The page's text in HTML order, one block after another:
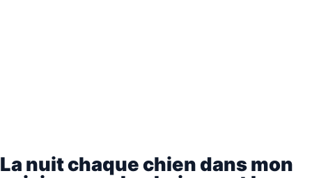
La nuit chaque chien dans mon